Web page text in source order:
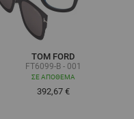
TOM FORD
FT6099-B - 001
ΣΕ ΑΠΌΘΕΜΑ
392,67 €